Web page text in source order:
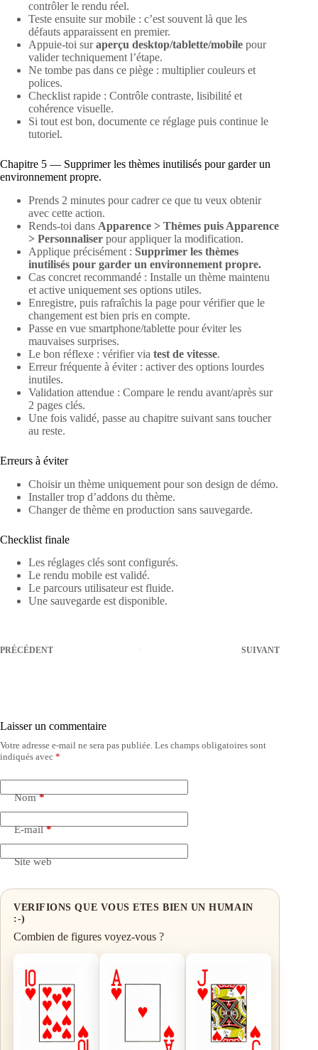
contrôler le rendu réel.
Teste ensuite sur mobile : c’est souvent là que les
défauts apparaissent en premier.
Appuie-toi suraperçu desktop/tablette/mobile pour
valider techniquement l’étape.
Ne tombe pas dans ce piège : multiplier couleurs et
polices.
Checklist rapide : Contrôle contraste, lisibilité et
cohérence visuelle.
Si tout est bon, documente ce réglage puis continue le
tutoriel.
Chapitre 5 — Supprimer les thèmes inutilisés pour garder un
environnement propre.
Prends 2 minutes pour cadrer ce que tu veux obtenir
avec cette action.
Rends-toi dans Apparence > Thèmes puis Apparence
> Personnaliser pour appliquer la modification.
Applique précisément : Supprimer les thèmes
inutilisés pour garder un environnement propre.
Cas concret recommandé : Installe un thème maintenu
et active uniquement ses options utiles.
Enregistre, puis rafraîchis la page pour vérifier que le
changement est bien pris en compte.
Passe en vue smartphone/tablette pour éviter les
mauvaises surprises.
Le bon réflexe : vérifier via test de vitesse.
Erreur fréquente à éviter : activer des options lourdes
inutiles.
Validation attendue : Compare le rendu avant/après sur
2 pages clés.
Une fois validé, passe au chapitre suivant sans toucher
au reste.
Erreurs à éviter
Choisir un thème uniquement pour son design de démo.
Installer trop d’addons du thème.
Changer de thème en production sans sauvegarde.
Checklist finale
Les réglages clés sont configurés.
Le rendu mobile est validé.
Le parcours utilisateur est fluide.
Une sauvegarde est disponible.
PRÉCÉDENT SUIVANT
Laisser un commentaire
Votre adresse e-mail ne sera pas publiée. Les champs obligatoires sont
indiqués avec *
Nom*
E-mail*
Site web
VERIFIONS QUE VOUS ETES BIEN UN HUMAIN
:-)
Combien de figures voyez-vous ?